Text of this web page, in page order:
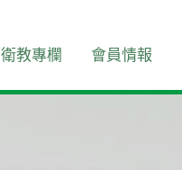
衛教專欄 會員情報